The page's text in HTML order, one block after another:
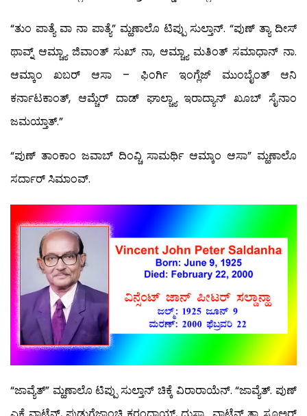
“ತುಂ ಪಾತ್ಯೆ ವಾ ನಾ ಪಾತ್ಯೆ” ಮ್ಹಣಾಲೊ ಟಿಪ್ಪು ಸುಲ್ತಾನ್. “ಪುಣ್ ತ್ಯಾ ದೀಸ್
ಥಾವ್ನ್ ಆಮ್ಚ್ಯಾ ಜಿವಾಂತ್ ಸುಖ್ ನಾ, ಆಮ್ಚ್ಯಾ ಮತಿಂತ್ ಸಮಾಧಾನ್ ನಾ.
ಆಮ್ಕಾಂ ಖಬರ್ ಆಸಾ – ಫಿಂರ್ಗಿ ಇಂಗ್ಲೆಜ್ ಮುಂಬೈಂತ್ ಆನಿ
ಕರ್ನಾಟಕಾಂತ್, ಆಮ್ಚೆರ್ ದಾಡ್ ಘಾಲ್ಚ್ಯಾ ಇರಾದ್ಯಾನ್ ಖೂಬ್ ಸೈನಾಂ
ಜಮಯ್ತಾತ್.”
“ಪುಣ್ ತಾಂಕಾಂ ಜವಾಬ್ ದಿಂವ್ಚಿ ಸಾಮರ್ಥಿ ಆಮ್ಕಾಂ ಆಸಾ” ಮ್ಹಣಾಲೊ
ಸರ್ದಾರ್ ಸಿಮಾಂವ್.
“ಜಾವ್ಯೆತ್” ಮ್ಹಣಾಲೊ ಟಿಪ್ಪು ಸುಲ್ತಾನ್ ಚಿಕ್ಕೆ ವಿರಾರಾಯೆನ್. “ಜಾವ್ಯೆತ್. ಪುಣ್